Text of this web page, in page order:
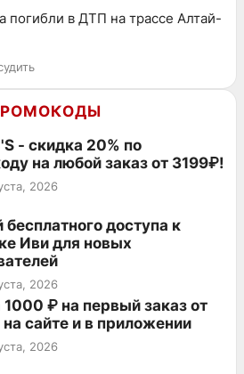
погибли в ДТП на трассе Алтай-
- скидка 20% по
на любой заказ от 3199₽!
2026
бесплатного доступа к
Иви для новых
2026
₽ на первый заказ от
сайте и в приложении
2026